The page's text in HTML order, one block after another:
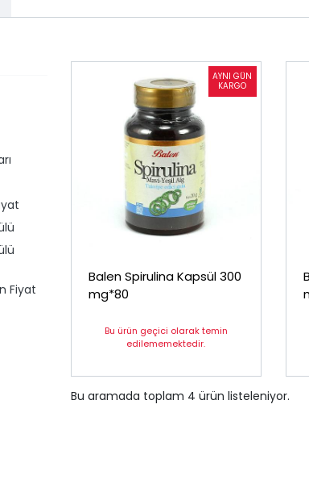
Fiyat
Balen Spirulina Kapsül 300
mg*80
Bu ürün geçici olarak temin
edilememektedir.
Bu aramada toplam 4 ürün listeleniyor.